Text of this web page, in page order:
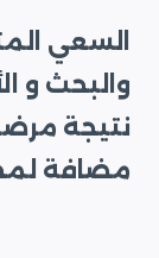
السعي
والبحث و
نتيجة
مضافة